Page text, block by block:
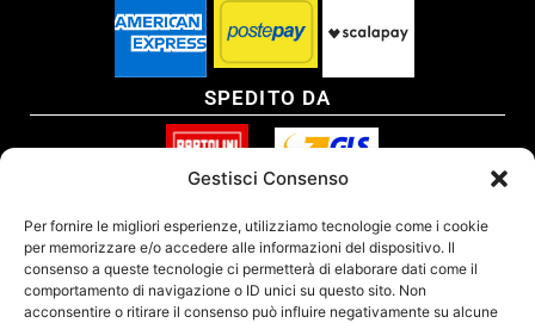
Gestisci Consenso
Per fornire le migliori esperienze, utilizziamo tecnologie come i cookie
per memorizzare e/o accedere alle informazioni del dispositivo. Il
consenso a queste tecnologie ci permetterà di elaborare dati come il
comportamento di navigazione o ID unici su questo sito. Non
acconsentire o ritirare il consenso può influire negativamente su alcune
SPEDITO DA